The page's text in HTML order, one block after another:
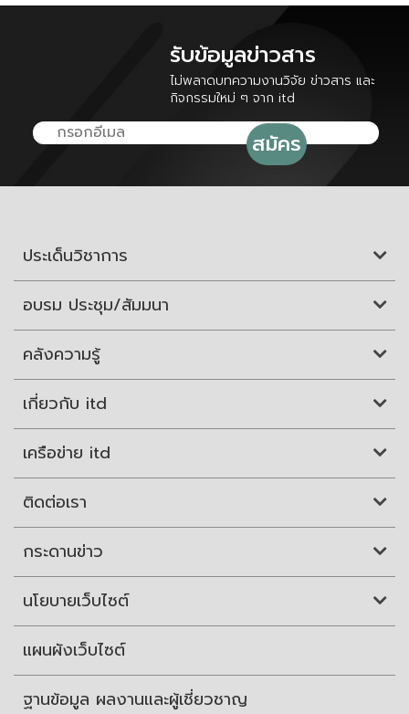
รับข้อมูลข่าวสาร
ไม่พลาดบทความงานวิจัย ข่าวสาร และ
กิจกรรมใหม่ ๆ จาก itd
ประเด็นวิชาการ
อบรม ประชุม/สัมมนา
คลังความรู้
เกี่ยวกับ itd
เครือข่าย itd
ติดต่อเรา
กระดานข่าว
นโยบายเว็บไซต์
แผนผังเว็บไซต์
ฐานข้อมูล ผลงานและผู้เชี่ยวชาญ